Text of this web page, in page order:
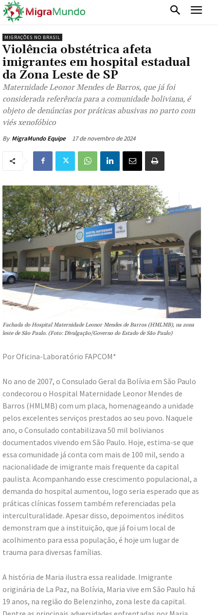
MIGRAÇÕES NO BRASIL
Violência obstétrica afeta
imigrantes em hospital estadual
da Zona Leste de SP
Maternidade Leonor Mendes de Barros, que já foi
considerada referência para a comunidade boliviana, é
objeto de denúncias por práticas abusivas no parto com
viés xenofóbico
By MigraMundo Equipe 17 de novembro de 2024
Fachada do Hospital Maternidade Leonor Mendes de Barros (HMLMB), na zona
leste de São Paulo. (Foto: Divulgação/Governo do Estado de São Paulo)
Por Oficina-Laboratório FAPCOM*
No ano de 2007, o Consulado Geral da Bolívia em São Paulo
condecorou o Hospital Maternidade Leonor Mendes de
Barros (HMLMB) com um placa, homenageando a unidade
pelos excelentes serviços prestados ao seu povo. Naquele
ano, o Consulado contabilizava 50 mil bolivianos
documentados vivendo em São Paulo. Hoje, estima-se que
essa comunidade já conta com mais de 100 mil, sendo a
nacionalidade de imigrante mais frequente da capital
paulista. Acompanhando esse crescimento populacional, a
demanda do hospital aumentou, logo seria esperado que as
práticas clínicas fossem também referenciadas pela
interculturalidade. Apesar disso, depoimentos inéditos
demonstram que a instituição, que já foi um local de
acolhimento para essa população, é hoje um lugar de
trauma para diversas famílias.
A história de Maria ilustra essa realidade. Imigrante
originária de La Paz, na Bolívia, Maria vive em São Paulo há
19 anos, na região do Belenzinho, zona leste da capital.